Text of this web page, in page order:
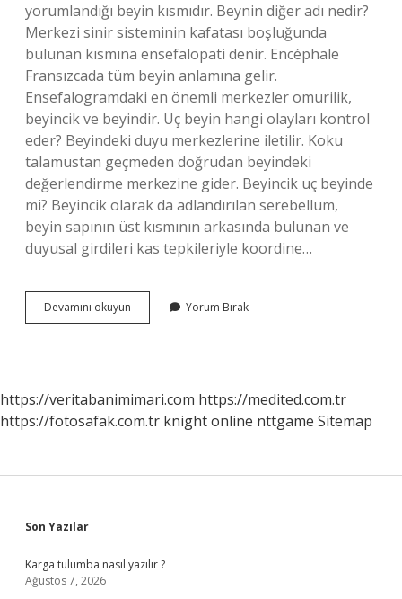
yorumlandığı beyin kısmıdır. Beynin diğer adı nedir?
Merkezi sinir sisteminin kafatası boşluğunda
bulunan kısmına ensefalopati denir. Encéphale
Fransızcada tüm beyin anlamına gelir.
Ensefalogramdaki en önemli merkezler omurilik,
beyincik ve beyindir. Uç beyin hangi olayları kontrol
eder? Beyindeki duyu merkezlerine iletilir. Koku
talamustan geçmeden doğrudan beyindeki
değerlendirme merkezine gider. Beyincik uç beyinde
mi? Beyincik olarak da adlandırılan serebellum,
beyin sapının üst kısmının arkasında bulunan ve
duyusal girdileri kas tepkileriyle koordine…
Devamını okuyun
Beyinin
Yorum Bırak
https://veritabanimimari.com https://medited.com.tr
https://fotosafak.com.tr knight online nttgame Sitemap
Sidebar
Son Yazılar
Karga tulumba nasıl yazılır ?
Ağustos 7, 2026